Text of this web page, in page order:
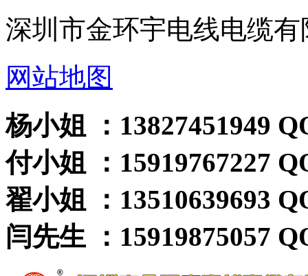
深圳市金环宇电线电缆有
网站地图
杨小姐 ：13827451949
付小姐 ：15919767227
翟小姐 ：13510639693
闫先生 ：15919875057